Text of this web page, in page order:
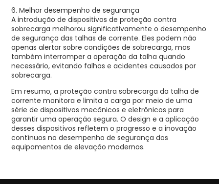
6. Melhor desempenho de segurança
A introdução de dispositivos de proteção contra
sobrecarga melhorou significativamente o desempenho
de segurança das talhas de corrente. Eles podem não
apenas alertar sobre condições de sobrecarga, mas
também interromper a operação da talha quando
necessário, evitando falhas e acidentes causados ​​por
sobrecarga.
Em resumo, a proteção contra sobrecarga da talha de
corrente monitora e limita a carga por meio de uma
série de dispositivos mecânicos e eletrônicos para
garantir uma operação segura. O design e a aplicação
desses dispositivos refletem o progresso e a inovação
contínuos no desempenho de segurança dos
equipamentos de elevação modernos.